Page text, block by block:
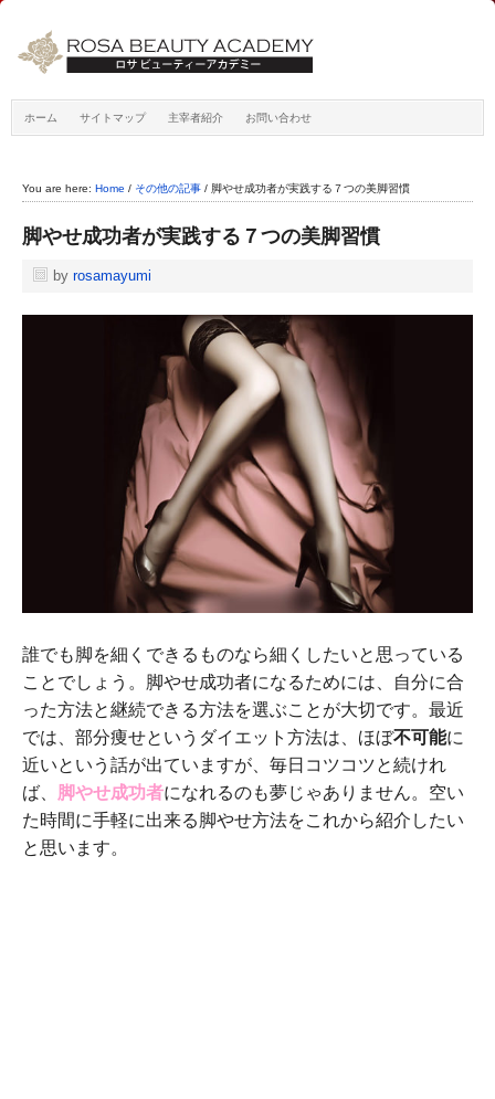
ホーム サイトマップ 主宰者紹介 お問い合わせ
You are here: Home / その他の記事 / 脚やせ成功者が実践する７つの美脚習慣
脚やせ成功者が実践する７つの美脚習慣
by rosamayumi
誰でも脚を細くできるものなら細くしたいと思っている
ことでしょう。脚やせ成功者になるためには、自分に合
った方法と継続できる方法を選ぶことが大切です。最近
では、部分痩せというダイエット方法は、ほぼ不可能に
近いという話が出ていますが、毎日コツコツと続けれ
ば、
脚やせ成功者になれるのも夢じゃありません。空い
た時間に手軽に出来る脚やせ方法をこれから紹介したい
と思います。